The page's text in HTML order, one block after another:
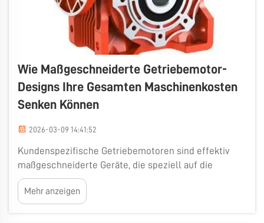
Wie Maßgeschneiderte Getriebemotor-
Designs Ihre Gesamten Maschinenkosten
Senken Können
2026-03-09 14:41:52
Kundenspezifische Getriebemotoren sind effektiv
maßgeschneiderte Geräte, die speziell auf die
Anforderungen bestimmter Projekte abgestimmt
sind. Dadurch können Unternehmen auf vielfältige
Weise Kosten sparen, insbesondere dann, wenn
Mehr anzeigen